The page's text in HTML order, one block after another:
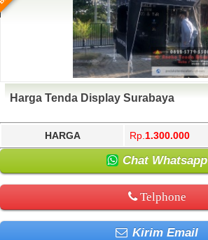
Harga Tenda Display Surabaya
HARGA Rp. 1.300.000
Chat Whatsapp
Telphone
Kirim Email